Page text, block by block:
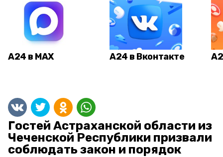
А24 в MAX А24 в Вконтакте
Гостей Астраханской области из
Чеченской Республики призвали
соблюдать закон и порядок